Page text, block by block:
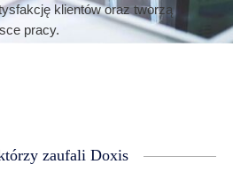
klientów oraz tworzą
pracy.
zaufali Doxis